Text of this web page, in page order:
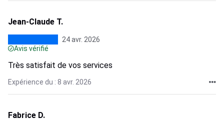
Jean-Claude T.
24 avr. 2026
Avis vérifié
Très satisfait de vos services
Expérience du : 8 avr. 2026
Fabrice D.